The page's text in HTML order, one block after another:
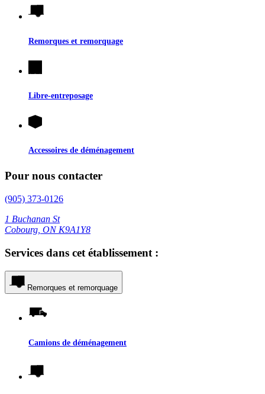
Remorques et remorquage
Libre-entreposage
Accessoires de déménagement
Pour nous contacter
(905) 373-0126
1 Buchanan St
Cobourg, ON K9A1Y8
Services dans cet établissement :
Remorques et remorquage
Camions de déménagement